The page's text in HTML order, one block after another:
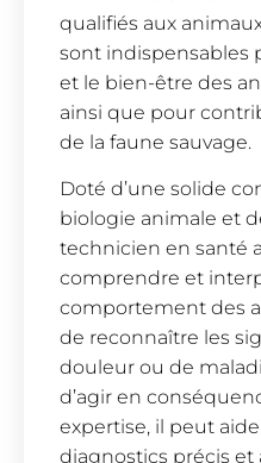
qualifiés aux
sont indispensables
et le bien-être des
ainsi que pour
de la faune sauvage.
Doté d’une solide
biologie animale et
technicien en santé
comprendre et
comportement des
de reconnaître les
douleur ou de
d’agir en
expertise, il peut
diagnostics précis